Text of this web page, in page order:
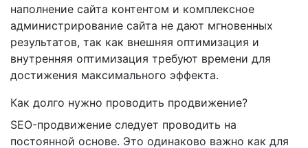
наполнение сайта контентом и комплексное
администрирование сайта не дают мгновенных
результатов, так как внешняя оптимизация и
внутренняя оптимизация требуют времени для
достижения максимального эффекта.
Как долго нужно проводить продвижение?
SEO-продвижение следует проводить на
постоянной основе. Это одинаково важно как для